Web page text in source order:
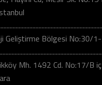
Geliştirme Bölgesi No:30/
Mh. 1492 Cd. No:17/B iç